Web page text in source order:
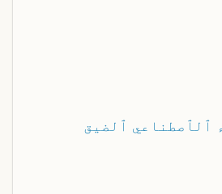
ٱلٱصطناعي ٱلضيق